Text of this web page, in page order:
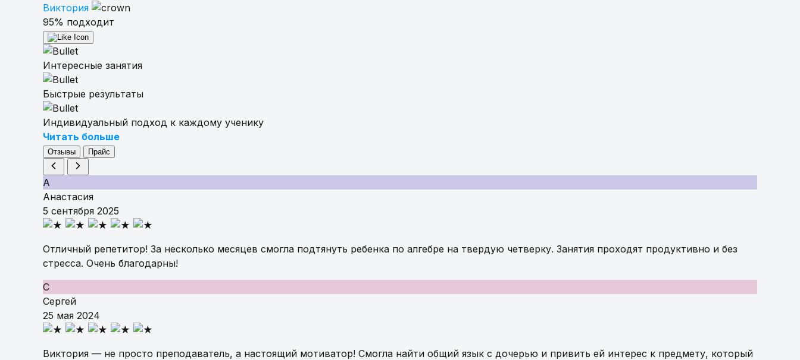
Виктория
95% подходит
Интересные занятия
Быстрые результаты
Индивидуальный подход к каждому ученику
Читать больше
Отзывы Прайс
А
Анастасия
5 сентября 2025
Отличный репетитор! За несколько месяцев смогла подтянуть ребенка по алгебре на твердую четверку. Занятия проходят продуктивно и без
стресса. Очень благодарны!
С
Сергей
25 мая 2024
Виктория — не просто преподаватель, а настоящий мотиватор! Смогла найти общий язык с дочерью и привить ей интерес к предмету, который